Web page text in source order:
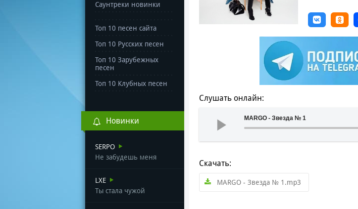
Саунтреки новинки
Топ 10 песен сайта
Топ 10 Русских песен
Топ 10 Зарубежных
песен
Топ 10 Клубных песен
Новинки
SERPO
Не забудешь меня
LXE
Ты стала чужой
Слушать онлайн:
MARGO - Звезда № 1
Скачать:
MARGO - Звезда № 1.mp3